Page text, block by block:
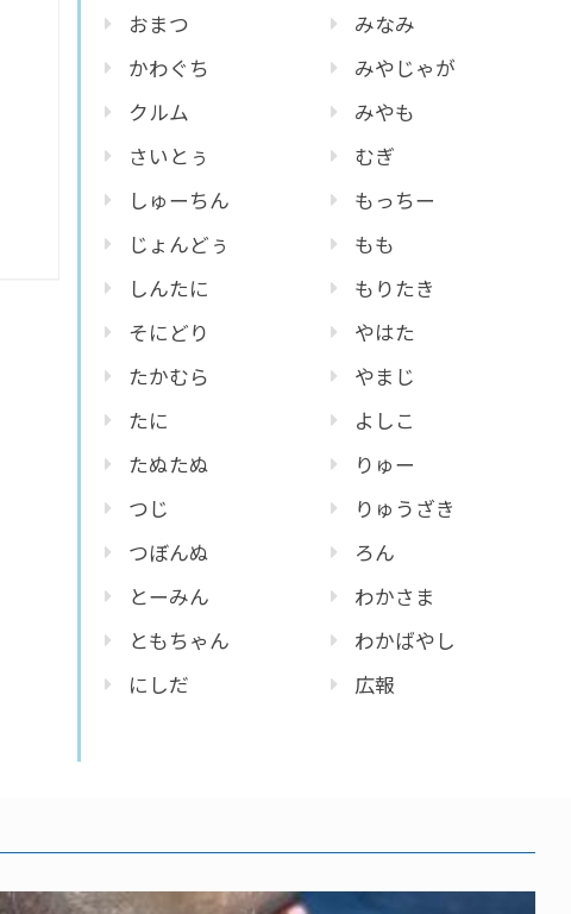
おまつ
かわぐち
クルム
さいとぅ
しゅーちん
じょんどぅ
しんたに
そにどり
たかむら
たに
たぬたぬ
つじ
つぼんぬ
とーみん
ともちゃん
にしだ
みなみ
みやじゃが
みやも
むぎ
もっちー
もも
もりたき
やはた
やまじ
よしこ
りゅー
りゅうざき
ろん
わかさま
わかばやし
広報